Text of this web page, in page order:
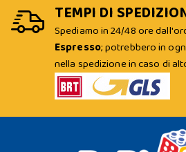
TEMPI DI
Spediamo in 24/48 ore
Espresso; potrebbero in
nella spedizione in caso di